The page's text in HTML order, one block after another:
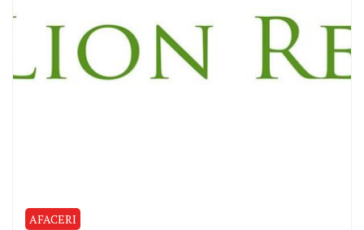
AFACERI